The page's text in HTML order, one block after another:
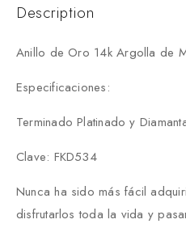
Description
Anillo de Oro 14k Argolla de
Especificaciones:
Terminado Platinado y
Clave: FKD534
Nunca ha sido más fácil
disfrutarlos toda la vida y